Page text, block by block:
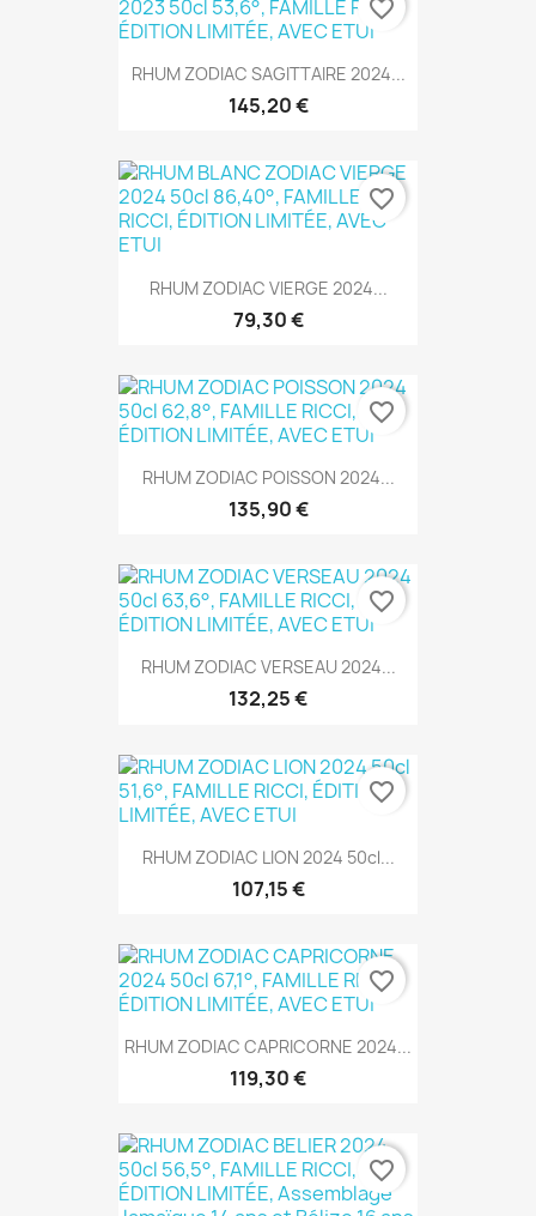
RHUM ZODIAC SAGITTAIRE 2024...
145,20 €
favorite_border
RHUM ZODIAC VIERGE 2024...
79,30 €
favorite_border
RHUM ZODIAC POISSON 2024...
135,90 €
favorite_border
RHUM ZODIAC VERSEAU 2024...
132,25 €
favorite_border
RHUM ZODIAC LION 2024 50cl...
107,15 €
favorite_border
RHUM ZODIAC CAPRICORNE 2024...
119,30 €
favorite_border
favorite_border